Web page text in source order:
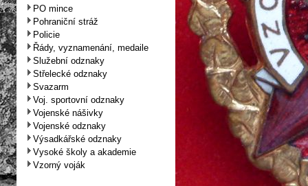
PO mince
Pohraniční stráž
Policie
Řády, vyznamenání, medaile
Služební odznaky
Střelecké odznaky
Svazarm
Voj. sportovní odznaky
Vojenské nášivky
Vojenské odznaky
Výsadkářské odznaky
Vysoké školy a akademie
Vzorný voják